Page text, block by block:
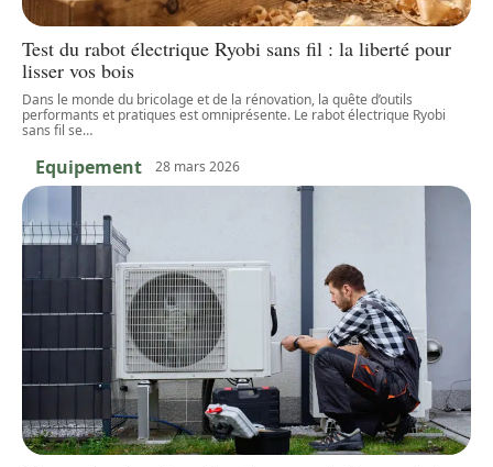
Test du rabot électrique Ryobi sans fil : la liberté pour
lisser vos bois
Dans le monde du bricolage et de la rénovation, la quête d’outils
performants et pratiques est omniprésente. Le rabot électrique Ryobi
sans fil se…
Equipement 28 mars 2026